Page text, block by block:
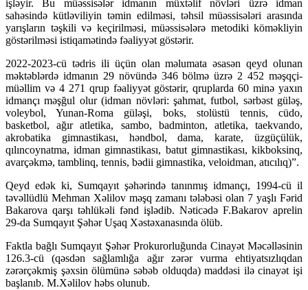
işləyir. Bu müəssisələr idmanın müxtəlif növləri üzrə idman
sahəsində kütləviliyin təmin edilməsi, təhsil müəssisələri arasında
yarışların təşkili və keçirilməsi, müəssisələrə metodiki köməkliyin
göstərilməsi istiqamətində fəaliyyət göstərir.
2022-2023-cü tədris ili üçün olan məlumata əsasən qeyd olunan
məktəblərdə idmanın 29 növündə 346 bölmə üzrə 2 452 məşqçi-
müəllim və 4 271 qrup fəaliyyət göstərir, qruplarda 60 minə yaxın
idmançı məşğul olur (idman növləri: şahmat, futbol, sərbəst güləş,
voleybol, Yunan-Roma güləşi, boks, stolüstü tennis, cüdo,
basketbol, ağır atletika, sambo, badminton, atletika, taekvando,
akrobatika gimnastikası, həndbol, dama, karate, üzgüçülük,
qılıncoynatma, idman gimnastikası, batut gimnastikası, kikboksinq,
avarçəkmə, tamblinq, tennis, bədii gimnastika, veloidman, atıcılıq)”.
Qeyd edək ki, Sumqayıt şəhərində tanınmış idmançı, 1994-cü il
təvəllüdlü Mehman Xəlilov məşq zamanı tələbəsi olan 7 yaşlı Fərid
Bakarova qarşı təhlükəli fənd işlədib. Nəticədə F.Bakarov aprelin
29-da Sumqayıt Şəhər Uşaq Xəstəxanasında ölüb.
Faktla bağlı Sumqayıt Şəhər Prokurorluğunda Cinayət Məcəlləsinin
126.3-cü (qəsdən sağlamlığa ağır zərər vurma ehtiyatsızlıqdan
zərərçəkmiş şəxsin ölümünə səbəb olduqda) maddəsi ilə cinayət işi
başlanıb. M.Xəlilov həbs olunub.